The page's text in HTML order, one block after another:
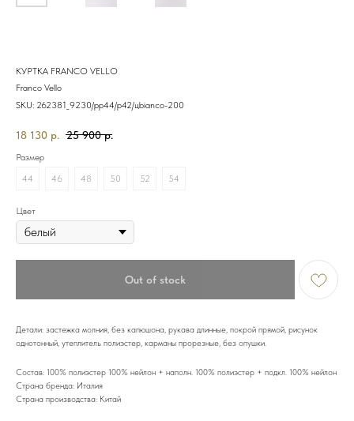
КУРТКА FRANCO VELLO
Franco Vello
SKU: 262381_9230/рр44/р42/цbianco-200
18 130 р. 25 900 р.
Размер
44
46 48 50 52 54
Цвет
Out of stock
Детали: застежка молния, без капюшона, рукава длинные, покрой прямой, рисунок
однотонный, утеплитель полиэстер, карманы прорезные, без опушки.
Состав: 100% полиэстер 100% нейлон + наполн. 100% полиэстер + подкл. 100% нейлон
Страна бренда: Италия
Страна производства: Китай